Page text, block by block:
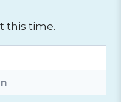
this time.